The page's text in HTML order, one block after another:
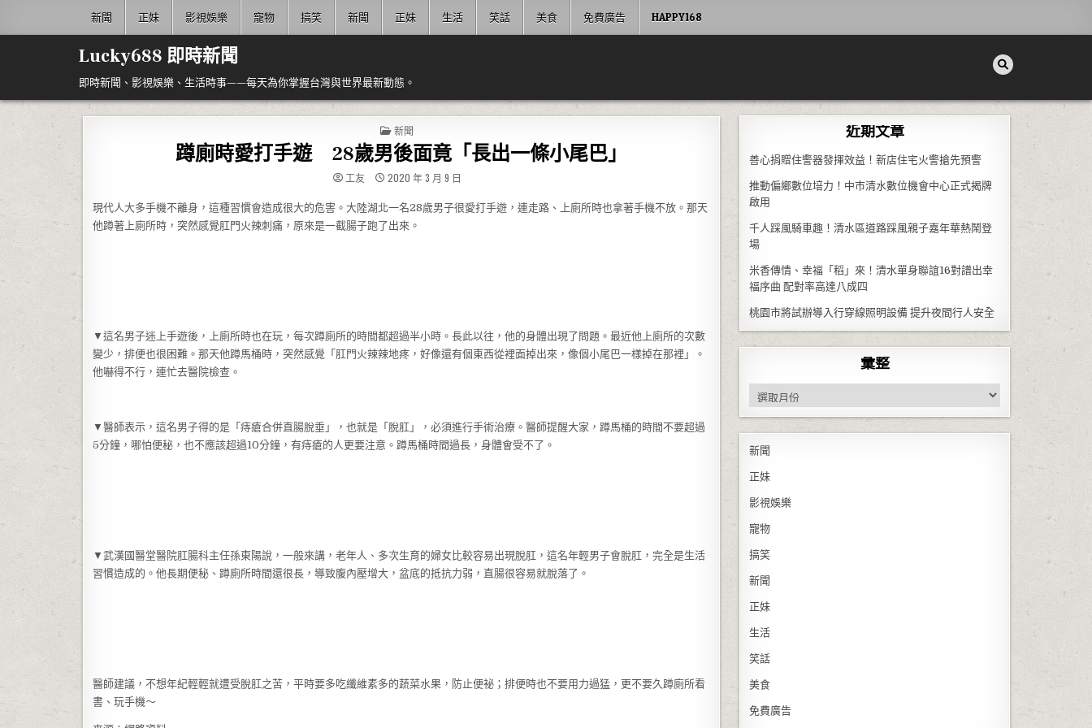
新聞 正妹 影視娛樂 寵物 搞笑 新聞 正妹 生活 笑話 美食 免費廣告 HAPPY168
Lucky688 即時新聞
即時新聞、影視娛樂、生活時事——每天為你掌握台灣與世界最新動態。
POSTED IN
新聞
蹲廁時愛打手遊 28歲男後面竟「長出一條小尾巴」
工友 2020 年 3 月 9 日
現代人大多手機不離身，這種習慣會造成很大的危害。大陸湖北一名28歲男子很愛打手遊，連走路、上廁所時也拿著手機不放。那天
他蹲著上廁所時，突然感覺肛門火辣刺痛，原來是一截腸子跑了出來。
▼這名男子迷上手遊後，上廁所時也在玩，每次蹲廁所的時間都超過半小時。長此以往，他的身體出現了問題。最近他上廁所的次數
變少，排便也很困難。那天他蹲馬桶時，突然感覺「肛門火辣辣地疼，好像還有個東西從裡面掉出來，像個小尾巴一樣掉在那裡」。
他嚇得不行，連忙去醫院檢查。
▼醫師表示，這名男子得的是「痔瘡合併直腸脫垂」，也就是「脫肛」，必須進行手術治療。醫師提醒大家，蹲馬桶的時間不要超過
5分鐘，哪怕便秘，也不應該超過10分鐘，有痔瘡的人更要注意。蹲馬桶時間過長，身體會受不了。
▼武漢國醫堂醫院肛腸科主任孫東陽說，一般來講，老年人、多次生育的婦女比較容易出現脫肛，這名年輕男子會脫肛，完全是生活
習慣造成的。他長期便秘、蹲廁所時間還很長，導致腹內壓增大，盆底的抵抗力弱，直腸很容易就脫落了。
醫師建議，不想年紀輕輕就遭受脫肛之苦，平時要多吃纖維素多的蔬菜水果，防止便祕；排便時也不要用力過猛，更不要久蹲廁所看
書、玩手機～
近期文章
善心捐贈住警器發揮效益！新店住宅火警搶先預警
推動偏鄉數位培力！中市清水數位機會中心正式揭牌
啟用
千人踩風騎車趣！清水區道路踩風親子嘉年華熱鬧登
場
米香傳情、幸福「稻」來！清水單身聯誼16對譜出幸
福序曲 配對率高達八成四
桃園市將試辦導入行穿線照明設備 提升夜間行人安全
彙整
彙整
新聞
正妹
影視娛樂
寵物
搞笑
新聞
正妹
生活
笑話
美食
免費廣告